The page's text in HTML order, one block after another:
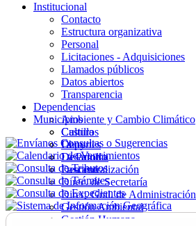
Institucional
Contacto
Estructura organizativa
Personal
Licitaciones - Adquisiciones
Llamados públicos
Datos abiertos
Transparencia
Dependencias
Ambiente y Cambio Climático
Cultura
Deportes
Desarrollo
Descentralización
Direc. de Secretaría
Direc. Gral. de Administración
Gestión Ambiental
Gestión Humana
Municipios
Castillos
Chuy
La Paloma
Lascano